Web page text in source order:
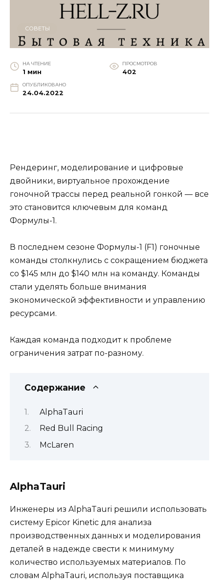
СОВЕТЫ
НА ЧТЕНИЕ
1 мин
ПРОСМОТРОВ
402
ОПУБЛИКОВАНО
24.04.2022
Рендеринг, моделирование и цифровые
двойники, виртуальное прохождение
гоночной трассы перед реальной гонкой — все
это становится ключевым для команд
Формулы-1.
В последнем сезоне Формулы-1 (F1) гоночные
команды столкнулись с сокращением бюджета
со $145 млн до $140 млн на команду. Команды
стали уделять больше внимания
экономической эффективности и управлению
ресурсами.
Каждая команда подходит к проблеме
ограничения затрат по-разному.
Содержание
AlphaTauri
Red Bull Racing
McLaren
AlphaTauri
Инженеры из AlphaTauri решили использовать
систему Epicor Kinetic для анализа
производственных данных и моделирования
деталей в надежде свести к минимуму
количество используемых материалов. По
словам AlphaTauri, используя поставщика